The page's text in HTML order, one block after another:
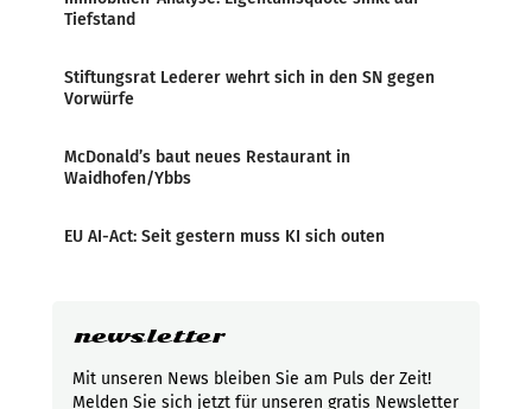
Tiefstand
Stiftungsrat Lederer wehrt sich in den SN gegen
Vorwürfe
McDonald’s baut neues Restaurant in
Waidhofen/Ybbs
EU AI-Act: Seit gestern muss KI sich outen
newsletter
Mit unseren News bleiben Sie am Puls der Zeit!
Melden Sie sich jetzt für unseren gratis Newsletter